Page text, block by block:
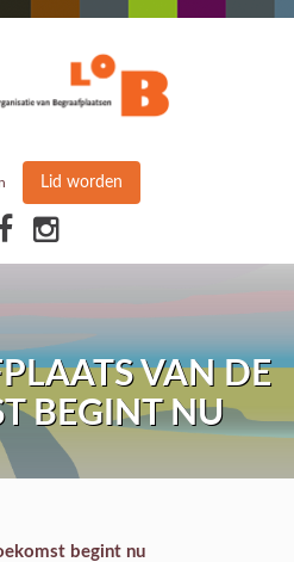
Lid worden
VAN DE
BEGINT NU
begint nu